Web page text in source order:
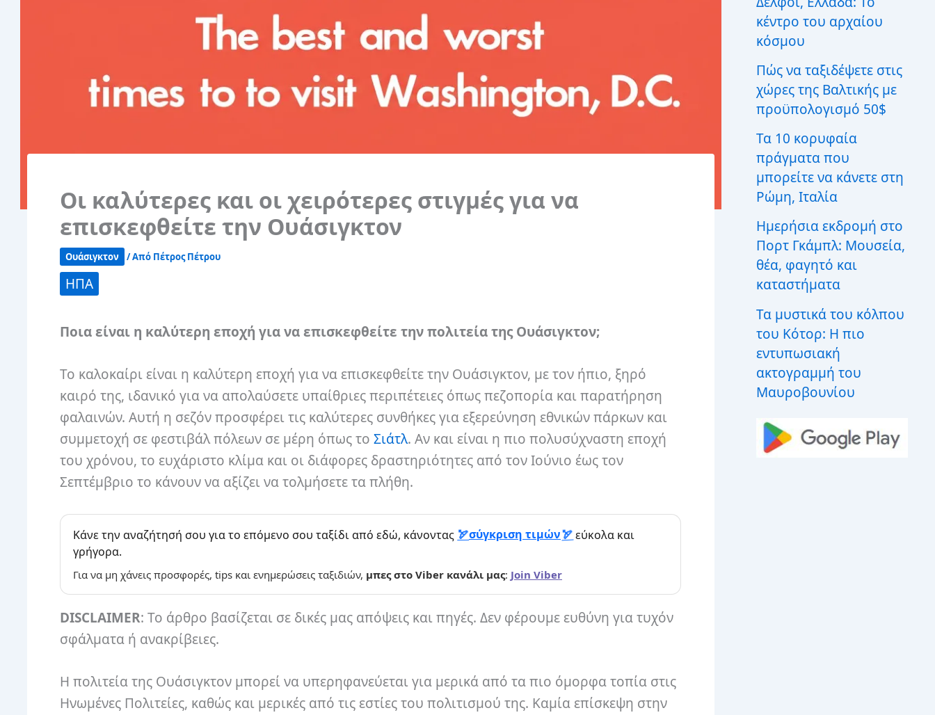
Οι καλύτερες και οι χειρότερες στιγμές για να
επισκεφθείτε την Ουάσιγκτον
Ουάσιγκτον / Από Πέτρος Πέτρου
ΗΠΑ
Ποια είναι η καλύτερη εποχή για να επισκεφθείτε την πολιτεία της Ουάσιγκτον;
Το καλοκαίρι είναι η καλύτερη εποχή για να επισκεφθείτε την Ουάσιγκτον, με τον ήπιο, ξηρό
καιρό της, ιδανικό για να απολαύσετε υπαίθριες περιπέτειες όπως πεζοπορία και παρατήρηση
φαλαινών. Αυτή η σεζόν προσφέρει τις καλύτερες συνθήκες για εξερεύνηση εθνικών πάρκων και
συμμετοχή σε φεστιβάλ πόλεων σε μέρη όπως το Σιάτλ. Αν και είναι η πιο πολυσύχναστη εποχή
του χρόνου, το ευχάριστο κλίμα και οι διάφορες δραστηριότητες από τον Ιούνιο έως τον
Σεπτέμβριο το κάνουν να αξίζει να τολμήσετε τα πλήθη.
Κάνε την αναζήτησή σου για το επόμενο σου ταξίδι από εδώ, κάνοντας σύγκριση τιμών
εύκολα και
γρήγορα.
Για να μη χάνεις προσφορές, tips και ενημερώσεις ταξιδιών, μπες στο Viber κανάλι μας: Join Viber
DISCLAIMER: Το άρθρο βασίζεται σε δικές μας απόψεις και πηγές. Δεν φέρουμε ευθύνη για τυχόν
σφάλματα ή ανακρίβειες.
Η πολιτεία της Ουάσιγκτον μπορεί να υπερηφανεύεται για μερικά από τα πιο όμορφα τοπία στις
Ηνωμένες Πολιτείες, καθώς και μερικές από τις εστίες του πολιτισμού της. Καμία επίσκεψη στην
ι
α
κέντρο του αρχαίου
κόσμου
Πώς να ταξιδέψετε στις
χώρες της Βαλτικής με
προϋπολογισμό 50$
Τα 10 κορυφαία
πράγματα που
μπορείτε να κάνετε στη
Ρώμη, Ιταλία
Ημερήσια εκδρομή στο
Πορτ Γκάμπλ: Μουσεία,
θέα, φαγητό και
καταστήματα
Τα μυστικά του κόλπου
του Κότορ: Η πιο
εντυπωσιακή
ακτογραμμή του
Μαυροβουνίου